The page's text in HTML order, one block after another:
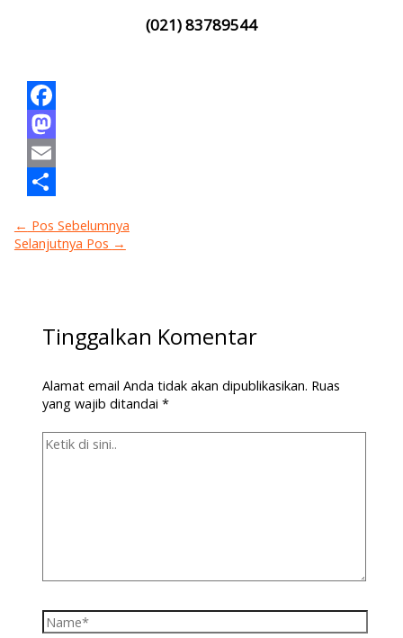
(021) 83789544
Facebook
Mastodon
Email
← Pos Sebelumnya
Selanjutnya Pos →
Tinggalkan Komentar
Alamat email Anda tidak akan dipublikasikan. Ruas
yang wajib ditandai*